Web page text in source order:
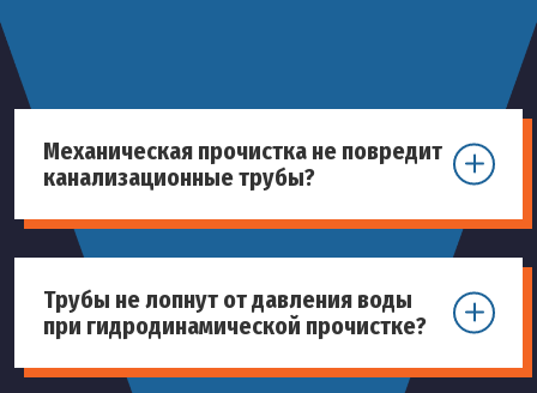
Механическая прочистка не повредит
канализационные трубы?
Трубы не лопнут от давления воды
при гидродинамической прочистке?